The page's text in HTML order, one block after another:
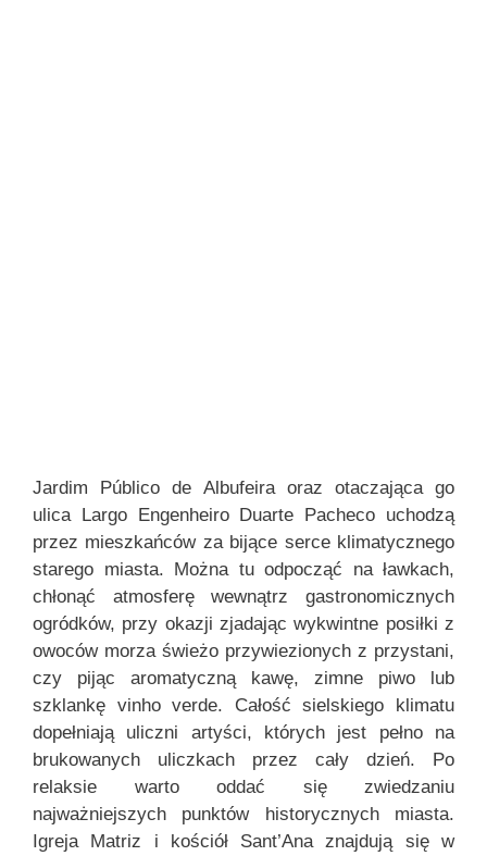
Jardim Público de Albufeira oraz otaczająca go
ulica Largo Engenheiro Duarte Pacheco uchodzą
przez mieszkańców za bijące serce klimatycznego
starego miasta. Można tu odpocząć na ławkach,
chłonąć atmosferę wewnątrz gastronomicznych
ogródków, przy okazji zjadając wykwintne posiłki z
owoców morza świeżo przywiezionych z przystani,
czy pijąc aromatyczną kawę, zimne piwo lub
szklankę vinho verde. Całość sielskiego klimatu
dopełniają uliczni artyści, których jest pełno na
brukowanych uliczkach przez cały dzień. Po
relaksie warto oddać się zwiedzaniu
najważniejszych punktów historycznych miasta.
Igreja Matriz i kościół Sant’Ana znajdują się w